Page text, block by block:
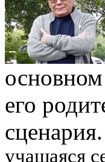
его
сценария.
учащаяся